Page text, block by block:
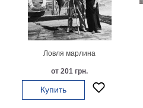
Ловля марлина
от 201 грн.
Купить